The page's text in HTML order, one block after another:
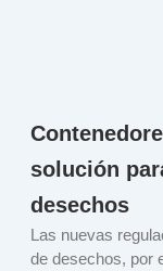
solución
desechos
Las nuevas
de desechos, por